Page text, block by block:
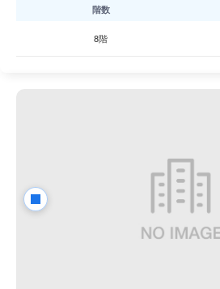
階数
8階